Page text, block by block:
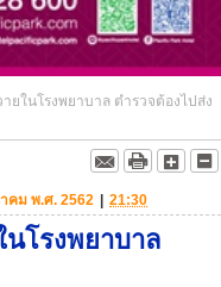
ายในโรงพยาบาล ตำรวจต้องไปส่ง
คม พ.ศ. 2562 | 21:30
นโรงพยาบาล